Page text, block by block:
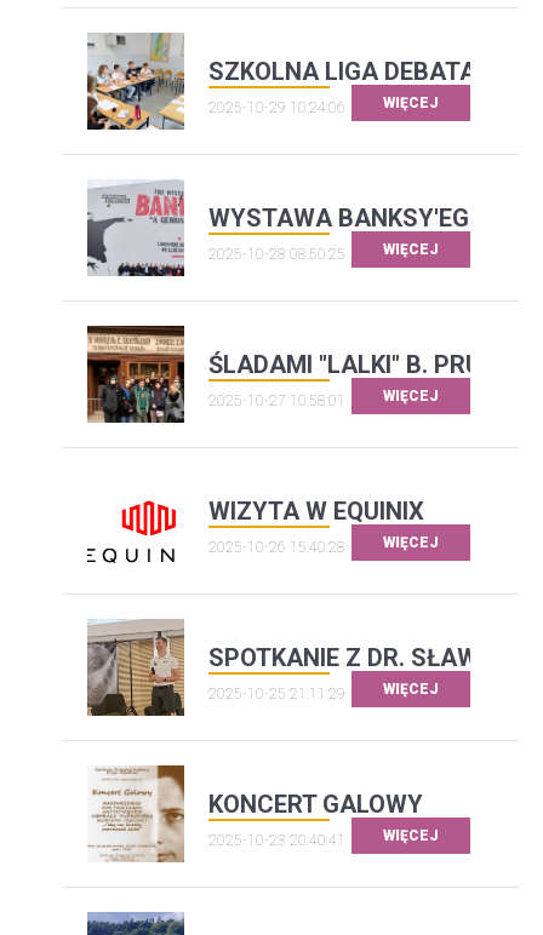
SZKOLNA LIGA DEBATANCKA
2025-10-29 10:24:06 WIĘCEJ
WYSTAWA BANKSY'EGO
2025-10-28 08:50:25 WIĘCEJ
ŚLADAMI "LALKI" B. PRUSA
2025-10-27 10:58:01 WIĘCEJ
WIZYTA W EQUINIX
2025-10-26 15:40:28 WIĘCEJ
SPOTKANIE Z DR.
2025-10-25 21:11:29 WIĘCEJ
KONCERT GALOWY
2025-10-23 20:40:41 WIĘCEJ